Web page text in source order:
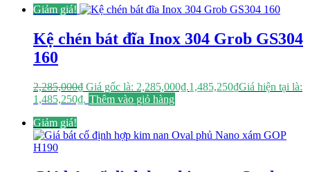
Giảm giá!
Kệ chén bát đĩa Inox 304 Grob GS304
160
2,285,000₫ Giá gốc là: 2,285,000₫.1,485,250₫Giá hiện tại là:
1,485,250₫. Thêm vào giỏ hàng
Giảm giá!